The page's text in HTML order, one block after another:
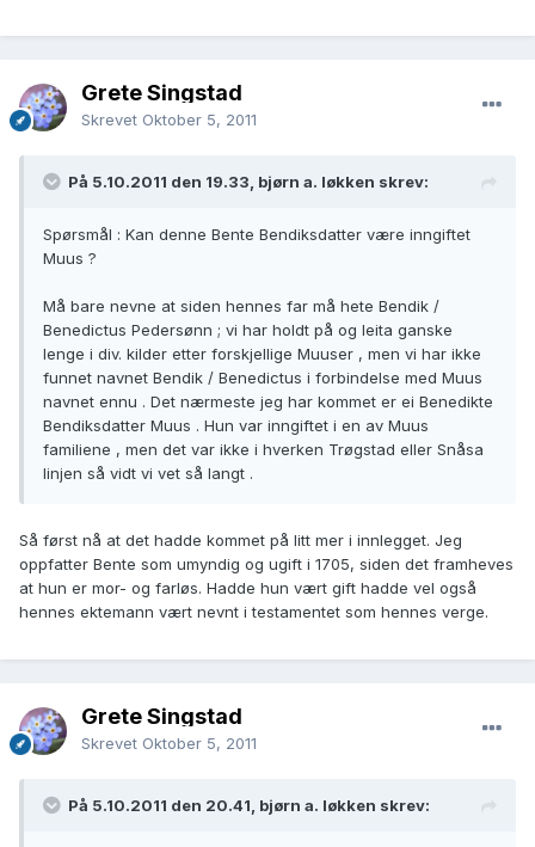
Grete Singstad
Skrevet Oktober 5, 2011
På 5.10.2011 den 19.33, bjørn a. løkken skrev:
Spørsmål : Kan denne Bente Bendiksdatter være inngiftet
Muus ?
Må bare nevne at siden hennes far må hete Bendik /
Benedictus Pedersønn ; vi har holdt på og leita ganske
lenge i div. kilder etter forskjellige Muuser , men vi har ikke
funnet navnet Bendik / Benedictus i forbindelse med Muus
navnet ennu . Det nærmeste jeg har kommet er ei Benedikte
Bendiksdatter Muus . Hun var inngiftet i en av Muus
familiene , men det var ikke i hverken Trøgstad eller Snåsa
linjen så vidt vi vet så langt .
Så først nå at det hadde kommet på litt mer i innlegget. Jeg
oppfatter Bente som umyndig og ugift i 1705, siden det framheves
at hun er mor- og farløs. Hadde hun vært gift hadde vel også
hennes ektemann vært nevnt i testamentet som hennes verge.
Grete Singstad
Skrevet Oktober 5, 2011
På 5.10.2011 den 20.41, bjørn a. løkken skrev: